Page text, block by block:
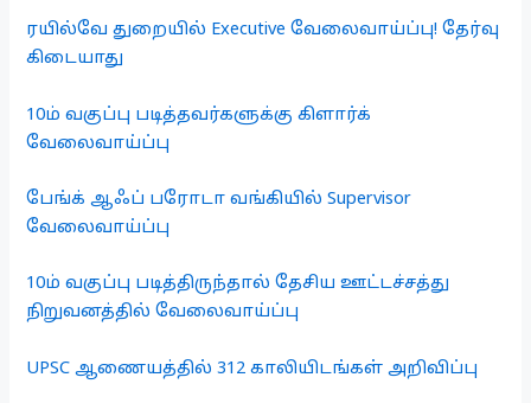
ரயில்வே துறையில் Executive வேலைவாய்ப்பு! தேர்வு
கிடையாது
10ம் வகுப்பு படித்தவர்களுக்கு கிளார்க்
வேலைவாய்ப்பு
பேங்க் ஆஃப் பரோடா வங்கியில் Supervisor
வேலைவாய்ப்பு
10ம் வகுப்பு படித்திருந்தால் தேசிய ஊட்டச்சத்து
நிறுவனத்தில் வேலைவாய்ப்பு
UPSC ஆணையத்தில் 312 காலியிடங்கள் அறிவிப்பு